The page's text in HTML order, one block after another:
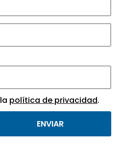
que impulsan la
de APTE.
política de privacidad.